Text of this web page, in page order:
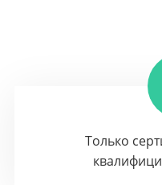
Только